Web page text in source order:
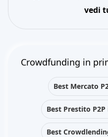
vedi
Crowdfunding in
Best Mercato
Best Prestito
Best